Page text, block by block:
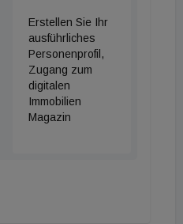
Erstellen Sie Ihr
ausführliches
Personenprofil,
Zugang zum
digitalen
Immobilien
Magazin